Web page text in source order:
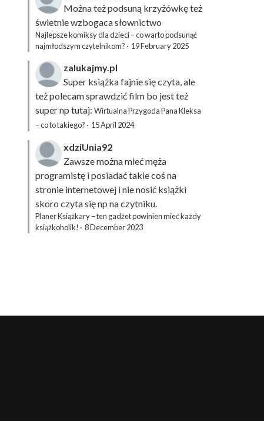
Można też podsuną krzyżówkęteż
świetnie wzbogaca słownictwo
Najlepsze komiksy dla dzieci – co warto podsunąć
najmłodszym czytelnikom? · 19 February 2025
zalukajmy.pl
Super książka fajnie się czyta, ale
też polecam sprawdzić film bo jest też
super np tutaj: Wirtualna Przygoda Pana Kleksa
– co to takiego? · 15 April 2024
xdziUnia92
Zawsze można mieć męża
programistę i posiadać takie coś na
stronie internetowej i nie nosić książki
skoro czyta się np na czytniku.
Planer Książkary – ten gadżet powinien mieć każdy
książkoholik! · 8 December 2023